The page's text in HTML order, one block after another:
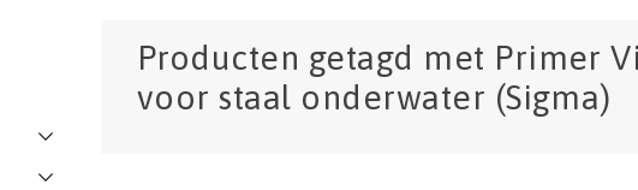
Producten getagd met Primer
voor staal onderwater (Sigma)